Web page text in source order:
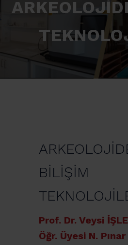
BİLİŞİM
Prof. Dr. Veysi
Öğr. Üyesi N. Pınar